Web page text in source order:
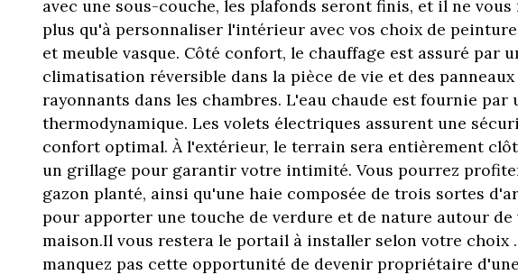
avec une sous-couche, les plafonds seront finis, et il ne vous
plus qu'à personnaliser l'intérieur avec vos choix de
et meuble vasque. Côté confort, le chauffage est assuré par
climatisation réversible dans la pièce de vie et des panneaux
rayonnants dans les chambres. L'eau chaude est fournie par
thermodynamique. Les volets électriques assurent une
confort optimal. À l'extérieur, le terrain sera entièrement
un grillage pour garantir votre intimité. Vous pourrez
gazon planté, ainsi qu'une haie composée de trois sortes
pour apporter une touche de verdure et de nature autour de
maison.Il vous restera le portail à installer selon votre choix .
manquez pas cette opportunité de devenir propriétaire